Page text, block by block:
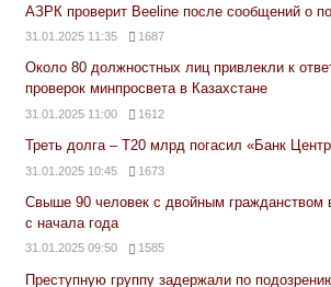
АЗРК проверит Beeline после сообщений о
31.01.2025 11:35 1687
Около 80 должностных лиц привлекли к
проверок минпросвета в Казахстане
31.01.2025 11:00 1612
Треть долга – Т20 млрд погасил «Банк
31.01.2025 10:45 1673
Свыше 90 человек с двойным гражданством
с начала года
31.01.2025 09:50 1585
Преступную группу задержали по